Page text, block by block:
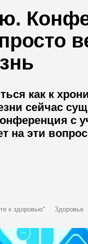
как к
сейчас
с
на эти
к здоровью" Здоровье